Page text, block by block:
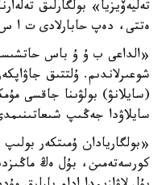
تەليەۆيزيا» بولگارلىق
ەتتى، دەپ حابارلادى ت
«الداعى ب ۇ ۇ باس
شوعىرلاندىم. ۇلتتىق
(سايلانۋ) بولۋىنا جاقسى
سايلاۋدا جەڭىپ
«بولگاريادان ۇمىتكەر
كورسەتەمىن، بۇل ەڭ